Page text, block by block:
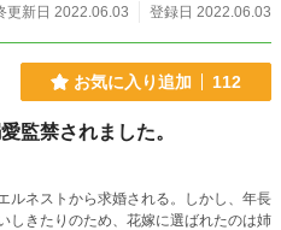
更新日 2022.06.03
登録日 2022.06.03
お気に入り追加 112
監禁されました。
ルネストから求婚される。しかし、年長
しきたりのため、花嫁に選ばれたのは姉